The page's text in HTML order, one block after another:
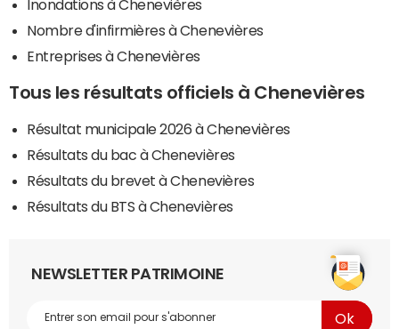
Inondations à Chenevières
Nombre d'infirmières à Chenevières
Entreprises à Chenevières
Tous les résultats officiels à Chenevières
Résultat municipale 2026 à Chenevières
Résultats du bac à Chenevières
Résultats du brevet à Chenevières
Résultats du BTS à Chenevières
NEWSLETTER PATRIMOINE